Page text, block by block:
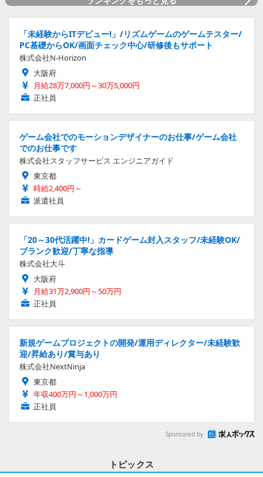
「未経験からITデビュー!」/リズムゲームのゲームテスター/
PC基礎からOK/画面チェック中心/研修後もサポート
株式会社N-Horizon
大阪府
月給28万7,000円～30万5,000円
正社員
ゲーム会社でのモーションデザイナーのお仕事/ゲーム会社
でのお仕事です
株式会社スタッフサービス エンジニアガイド
東京都
時給2,400円～
派遣社員
「20～30代活躍中!」カードゲーム封入スタッフ/未経験OK/
ブランク歓迎/丁寧な指導
株式会社大斗
大阪府
月給31万2,900円～50万円
正社員
新規ゲームプロジェクトの開発/運用ディレクター/未経験歓
迎/昇給あり/賞与あり
株式会社NextNinja
東京都
年収400万円～1,000万円
正社員
Sponsored by
トピックス